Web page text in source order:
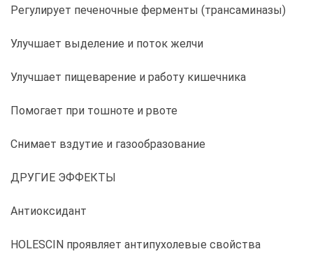
Регулирует печеночные ферменты (трансаминазы)
Улучшает выделение и поток желчи
Улучшает пищеварение и работу кишечника
Помогает при тошноте и рвоте
Снимает вздутие и газообразование
ДРУГИЕ ЭФФЕКТЫ
Антиоксидант
HOLESCIN проявляет антипухолевые свойства